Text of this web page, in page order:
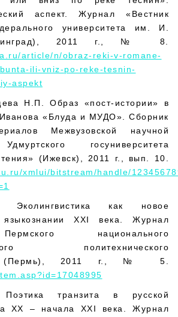
аспект. Журнал «Вестник
университета им. И.
2011 г., № 8.
article/n/obraz-reki-v-romane-
ili-vniz-po-reke-tesnin-
aspekt
Н.П. Образ «пост-истории» в
«Блуда и МУДО». Сборник
Межвузовской научной
госуниверситета
(Ижевск), 2011 г., вып. 10.
xmlui/bitstream/handle/
как новое
XXI века. Журнал
национального
политехнического
(Пермь), 2011 г., № 5.
транзита в русской
XX – начала XXI века. Журнал